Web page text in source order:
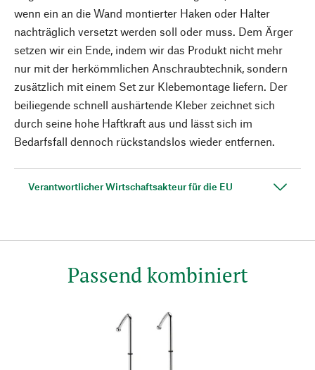
wenn ein an die Wand montierter Haken oder Halter
nachträglich versetzt werden soll oder muss. Dem Ärger
setzen wir ein Ende, indem wir das Produkt nicht mehr
nur mit der herkömmlichen Anschraubtechnik, sondern
zusätzlich mit einem Set zur Klebemontage liefern. Der
beiliegende schnell aushärtende Kleber zeichnet sich
durch seine hohe Haftkraft aus und lässt sich im
Bedarfsfall dennoch rückstandslos wieder entfernen.
Verantwortlicher Wirtschaftsakteur für die EU
Passend kombiniert